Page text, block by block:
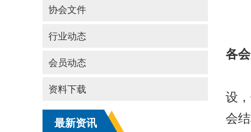
协会文件
行业动态
会员动态
资料下载
最新资讯
各
设
会